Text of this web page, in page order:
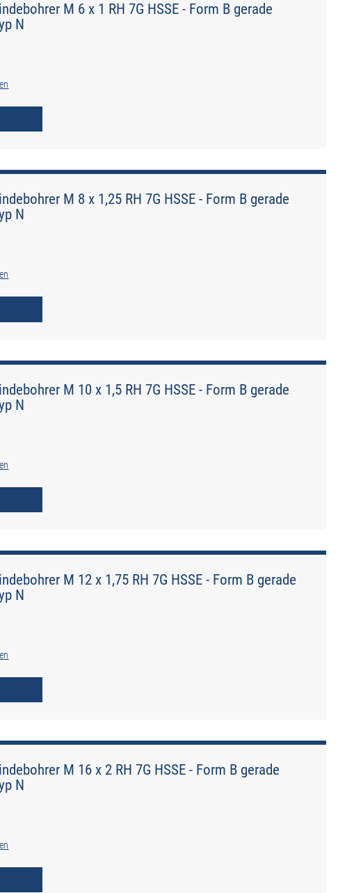
M 6 x 1 RH 7G HSSE - Form B gerade
N
M 8 x 1,25 RH 7G HSSE - Form B gerade
N
M 10 x 1,5 RH 7G HSSE - Form B gerade
N
M 12 x 1,75 RH 7G HSSE - Form B gerade
N
M 16 x 2 RH 7G HSSE - Form B gerade
N